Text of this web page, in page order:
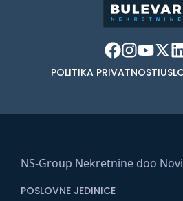
POLITIKA PRIVATNOSTI
NS-Group Nekretnine doo Novi
POSLOVNE JEDINICE